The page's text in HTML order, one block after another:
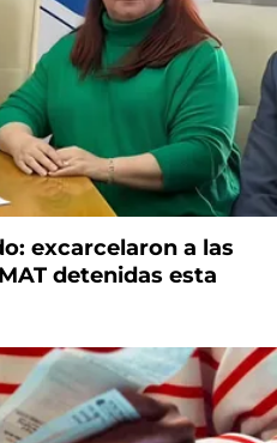
excarcelaron a las
detenidas esta